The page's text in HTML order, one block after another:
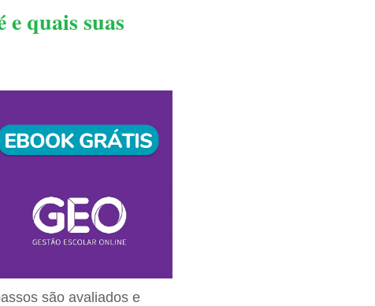
e quais suas
são avaliados e